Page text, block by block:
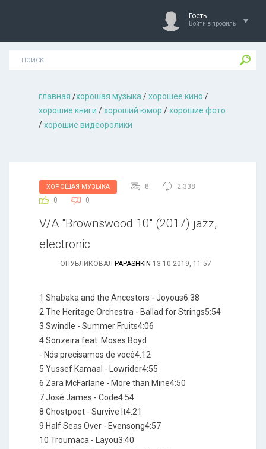
Гость
Войти в профиль
главная /хорошая музыкa /хорошее кино /
хорошие книги /хороший юмор /хорошие фото
/хорошие видеоролики
ХОРОШАЯ МУЗЫКА 8
2 338
0
0
V/A "Brownswood 10" (2017) jazz,
electronic
ОПУБЛИКОВАЛ PAPASHKIN 13-10-2019, 11:57
1 Shabaka and the Ancestors - Joyous6:38
2 The Heritage Orchestra - Ballad for Strings5:54
3 Swindle - Summer Fruits4:06
4 Sonzeira feat. Moses Boyd
- Nós precisamos de você4:12
5 Yussef Kamaal - Lowrider4:55
6 Zara McFarlane - More than Mine4:50
7 José James - Code4:54
8 Ghostpoet - Survive It4:21
9 Half Seas Over - Evensong4:57
10 Troumaca - Layou3:40